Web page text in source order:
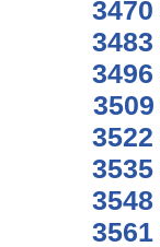
3470
3483
3496
3509
3522
3535
3548
3561